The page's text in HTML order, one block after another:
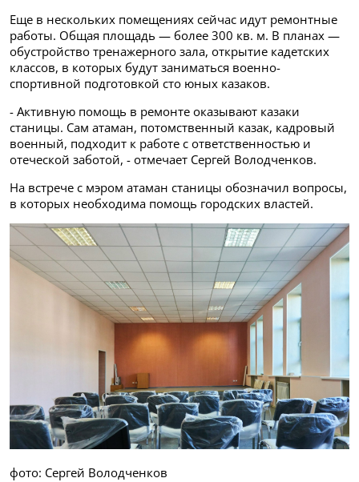
Еще в нескольких помещениях сейчас идут ремонтные
работы. Общая площадь — более 300 кв. м. В планах —
обустройство тренажерного зала, открытие кадетских
классов, в которых будут заниматься военно-
спортивной подготовкой сто юных казаков.
- Активную помощь в ремонте оказывают казаки
станицы. Сам атаман, потомственный казак, кадровый
военный, подходит к работе с ответственностью и
отеческой заботой, - отмечает Сергей Володченков.
На встрече с мэром атаман станицы обозначил вопросы,
в которых необходима помощь городских властей.
фото: Сергей Володченков